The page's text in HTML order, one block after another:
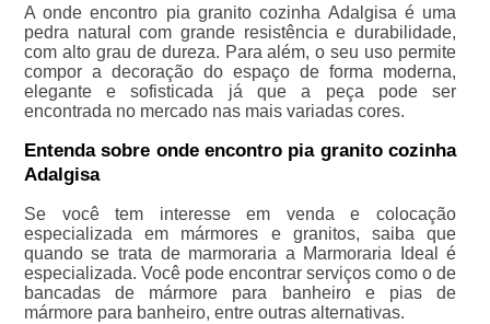
A onde encontro pia granito cozinha Adalgisa é uma
pedra natural com grande resistência e durabilidade,
com alto grau de dureza. Para além, o seu uso permite
compor a decoração do espaço de forma moderna,
elegante e sofisticada já que a peça pode ser
encontrada no mercado nas mais variadas cores.
Entenda sobre onde encontro pia granito cozinha
Adalgisa
Se você tem interesse em venda e colocação
especializada em mármores e granitos, saiba que
quando se trata de marmoraria a Marmoraria Ideal é
especializada. Você pode encontrar serviços como o de
bancadas de mármore para banheiro e pias de
mármore para banheiro, entre outras alternativas.